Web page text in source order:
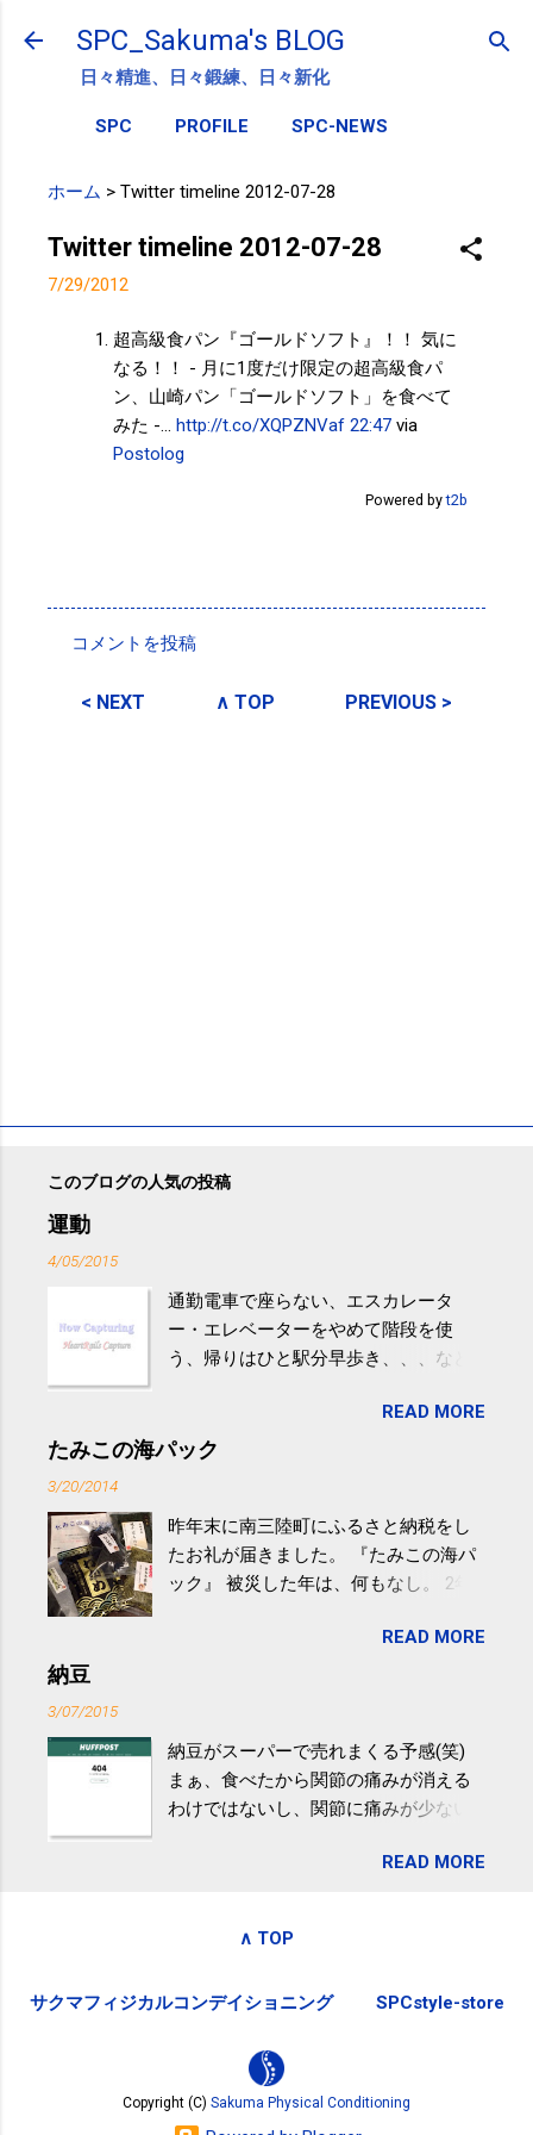
スキップしてメイン コンテンツに移動
SPC_Sakuma's BLOG
日々精進、日々鍛練、日々新化
SPC PROFILE SPC-NEWS
ホーム > Twitter timeline 2012-07-28
Twitter timeline 2012-07-28
7/29/2012
超高級食パン『ゴールドソフト』！！ 気に
なる！！ - 月に1度だけ限定の超高級食パ
ン、山崎パン「ゴールドソフト」を食べて
みた -... http://t.co/XQPZNVaf 22:47 via
Postolog
Powered byt2b
メ
コメントを投稿
< NEXT ∧ TOP PREVIOUS >
このブログの人気の投稿
運動
4/05/2015
通勤電車で座らない、エスカレータ
ー・エレベーターをやめて階段を使
う、帰りはひと駅分早歩き、、、など
やすい。 スポーツウェア・シューズで
するものだけが運動ではない。 食べ
けると改善する、との結果を筑波大の
研究チームが発表した。改善が期待で
きるのは、過度の飲酒が原因ではない
減らなくても効果があるという。 正田
波大「減量しなくても効果」 - ニュー
ス - アピタル（医療・健康）
READ MORE
たみこの海パック
3/20/2014
昨年末に南三陸町にふるさと納税をし
たお礼が届きました。 『たみこの海パ
ック』 被災した年は、何もなし。 2年
が『たみこの海パック』。 ボランティ
全く考えていなかったので、貰えると
少しづつ復興してる感が伝わってきて
嬉しいです。 あと、ふるさと納税が節
ですが、節税になるほど稼げていない
READ MORE
納豆
3/07/2015
納豆がスーパーで売れまくる予感(笑)
まぁ、食べたから関節の痛みが消える
わけではないし、関節に痛みが少ない
ど。。 「関節の老化」は、「コンドロ
歳をピークにして、体内で作られる量
代の半分、60代ではそのさらに半分に
起こさないためには、食生活で「コン
ドロイチン」を補うことが大切。そし
て「コンドロイチン」という成分は、
READ MORE
∧ TOP
サクマフィジカルコンデイショニング SPCstyle-store
Copyright (C) Sakuma Physical Conditioning